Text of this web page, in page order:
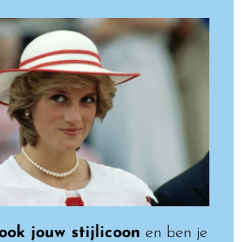
jouw stijlicoon en ben je